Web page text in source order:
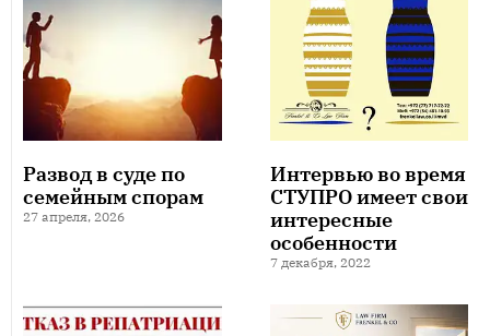
Развод в суде по
семейным спорам
27 апреля, 2026
Интервью во время
СТУПРО имеет свои
интересные
особенности
7 декабря, 2022